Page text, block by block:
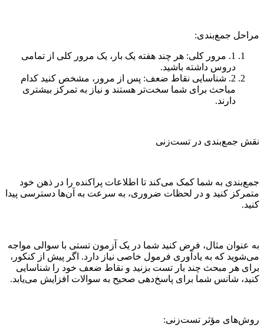
مراحل جمع‌بندی:
1. مرور کلی: هر چند هفته یک بار، یک مرور کلی از تمامی
دروس داشته باشید.
2. شناسایی نقاط ضعف: پس از مرور، مشخص کنید کدام
مباحث برای شما سخت‌تر هستند و نیاز به تمرکز بیشتری
دارند.
نقش جمع‌بندی در تست‌زنی
جمع‌بندی به شما کمک می‌کند تا اطلاعات پراکنده را در ذهن خود
متمرکز کنید و در لحظات ضروری، به سرعت به آن‌ها دسترسی پیدا
کنید.
به عنوان مثال، فرض کنید شما در یک آزمون تستی با سوالی مواجه
می‌شوید که به یادآوری فرمول خاصی نیاز دارد. اگر پیش از کنکور،
برای هر مبحث چند بار تست بزنید و نقاط ضعف خود را شناسایی
کنید، شانس شما برای پاسخ‌دهی صحیح به سوالات افزایش می‌یابد.
روش‌های مؤثر تست‌زنی: